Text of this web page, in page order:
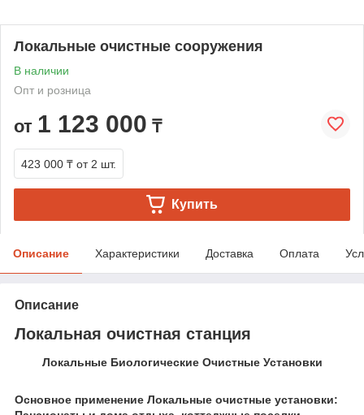
Локальные очистные сооружения
В наличии
Опт и розница
от 1 123 000 ₸
423 000 ₸ от 2 шт.
Купить
Описание Характеристики Доставка Оплата
Описание
Локальная очистная станция
Локальные Биологические Очистные Установки
Основное применение Локальные очистные установки: